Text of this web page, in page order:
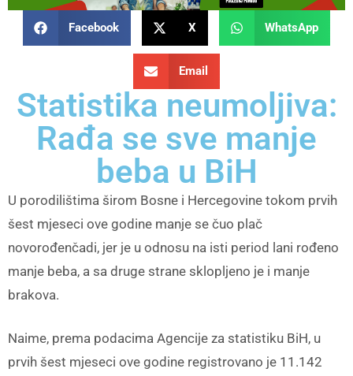
Facebook X WhatsApp
Email
Statistika neumoljiva:
Rađa se sve manje
beba u BiH
U porodilištima širom Bosne i Hercegovine tokom prvih
šest mjeseci ove godine manje se čuo plač
novorođenčadi, jer je u odnosu na isti period lani rođeno
manje beba, a sa druge strane sklopljeno je i manje
brakova.
Naime, prema podacima Agencije za statistiku BiH, u
prvih šest mjeseci ove godine registrovano je 11.142